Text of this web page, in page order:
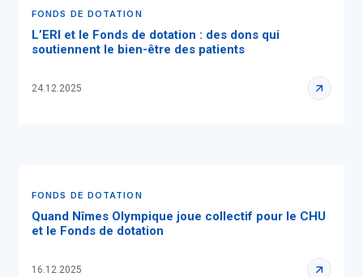
FONDS DE DOTATION
L’ERI et le Fonds de dotation : des dons qui
soutiennent le bien-être des patients
24.12.2025
FONDS DE DOTATION
Quand Nîmes Olympique joue collectif pour le CHU
et le Fonds de dotation
16.12.2025